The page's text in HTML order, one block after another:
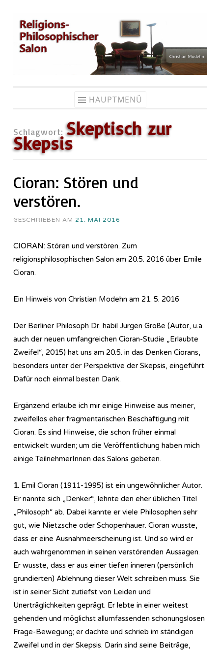
Zum
Inhalt
springen
HAUPTMENÜ
Schlagwort:Skeptisch zur
Skepsis
Cioran: Stören und
verstören.
GESCHRIEBEN AM 21. MAI 2016
CIORAN: Stören und verstören. Zum
religionsphilosophischen Salon am 20.5. 2016 über Emile
Cioran.
Ein Hinweis von Christian Modehn am 21. 5. 2016
Der Berliner Philosoph Dr. habil Jürgen Große (Autor, u.a.
auch der neuen umfangreichen Cioran-Studie „Erlaubte
Zweifel“, 2015) hat uns am 20.5. in das Denken Ciorans,
besonders unter der Perspektive der Skepsis, eingeführt.
Dafür noch einmal besten Dank.
Ergänzend erlaube ich mir einige Hinweise aus meiner,
zweifellos eher fragmentarischen Beschäftigung mit
Cioran. Es sind Hinweise, die schon früher einmal
entwickelt wurden; um die Veröffentlichung haben mich
einige TeilnehmerInnen des Salons gebeten.
1. Emil Cioran (1911-1995) ist ein ungewöhnlicher Autor.
Er nannte sich „Denker“, lehnte den eher üblichen Titel
„Philosoph“ ab. Dabei kannte er viele Philosophen sehr
gut, wie Nietzsche oder Schopenhauer. Cioran wusste,
dass er eine Ausnahmeerscheinung ist. Und so wird er
auch wahrgenommen in seinen verstörenden Aussagen.
Er wusste, dass er aus einer tiefen inneren (persönlich
grundierten) Ablehnung dieser Welt schreiben muss. Sie
ist in seiner Sicht zutiefst von Leiden und
Unerträglichkeiten geprägt. Er lebte in einer weitest
gehenden und möglichst allumfassenden schonungslosen
Frage-Bewegung; er dachte und schrieb im ständigen
Zweifel und in der Skepsis. Darin sind seine Beiträge,